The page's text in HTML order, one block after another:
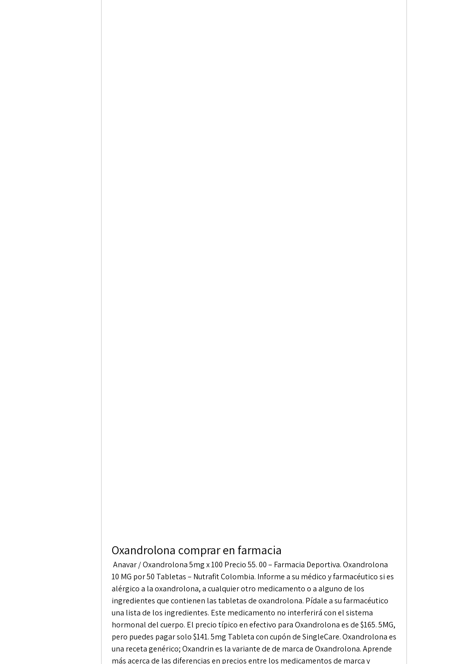
Oxandrolona comprar en farmacia
10 MG por 50 Tabletas – Nutrafit Colombia. Informe a su médico y farmacéutico si es
alérgico a la oxandrolona, a cualquier otro medicamento o a alguno de los
ingredientes que contienen las tabletas de oxandrolona. Pídale a su farmacéutico
una lista de los ingredientes. Este medicamento no interferirá con el sistema
hormonal del cuerpo. El precio típico en efectivo para Oxandrolona es de $165. 5MG,
pero puedes pagar solo $141. 5mg Tableta con cupón de SingleCare. Oxandrolona es
una receta genérico; Oxandrin es la variante de de marca de Oxandrolona. Aprende
más acerca de las diferencias en precios entre los medicamentos de marca y